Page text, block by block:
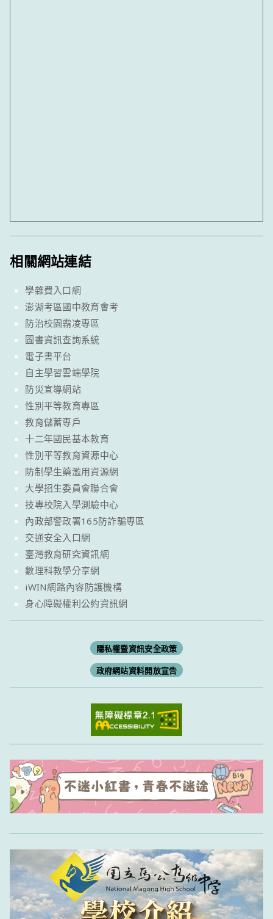
相關網站連結
學雜費入口網
澎湖考區國中教育會考
防治校園霸凌專區
圖書資訊查詢系統
電子書平台
自主學習雲端學院
防災宣導網站
性別平等教育專區
教育儲蓄專戶
十二年國民基本教育
性別平等教育資源中心
防制學生藥濫用資源網
大學招生委員會聯合會
技專校院入學測驗中心
內政部警政署165防詐騙專區
交通安全入口網
臺灣教育研究資訊網
數理科教學分享網
iWIN網路內容防護機構
身心障礙權利公約資訊網
隱私權暨資訊安全政策
政府網站資料開放宣告